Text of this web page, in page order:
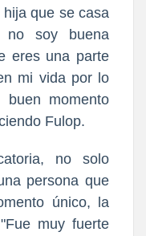
que se casa
no soy buena
eres una parte
mi vida por lo
momento
Fulop.
no solo
persona que
único, la
muy fuerte